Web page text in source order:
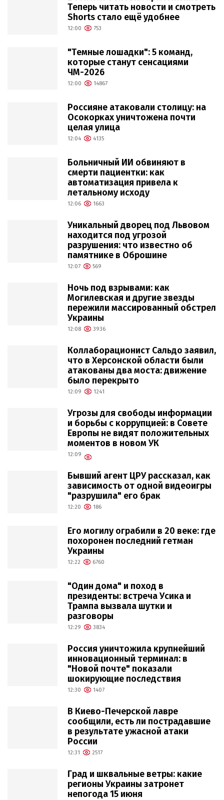
Теперь читать новости и смотреть
Shorts стало ещё удобнее
12:00 753
"Темные лошадки": 5 команд,
которые станут сенсациями
ЧМ-2026
12:00 14867
Россияне атаковали столицу: на
Осокорках уничтожена почти
целая улица
12:04 4135
Больничный ИИ обвиняют в
смерти пациентки: как
автоматизация привела к
летальному исходу
12:06 1663
Уникальный дворец под Львовом
находится под угрозой
разрушения: что известно об
памятнике в Оброшине
12:07 569
Ночь под взрывами: как
Могилевская и другие звезды
пережили массированный обстрел
Украины
12:08 3936
Коллаборационист Сальдо заявил,
что в Херсонской области были
атакованы два моста: движение
было перекрыто
12:09 1241
Угрозы для свободы информации
и борьбы с коррупцией: в Совете
Европы не видят положительных
моментов в новом УК
12:09
Бывший агент ЦРУ рассказал, как
зависимость от одной видеоигры
"разрушила" его брак
12:20 186
Его могилу ограбили в 20 веке: где
похоронен последний гетман
Украины
12:22 6760
"Один дома" и поход в
президенты: встреча Усика и
Трампа вызвала шутки и
разговоры
12:29 3834
Россия уничтожила крупнейший
инновационный терминал: в
"Новой почте" показали
шокирующие последствия
12:30 1407
В Киево-Печерской лавре
сообщили, есть ли пострадавшие
в результате ужасной атаки
России
12:31 2517
Град и шквальные ветры: какие
регионы Украины затронет
непогода 15 июня